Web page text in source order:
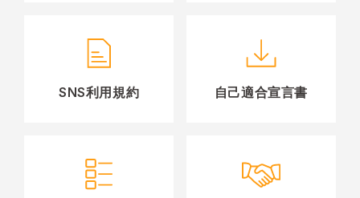
SNS利用規約 自己適合宣言書